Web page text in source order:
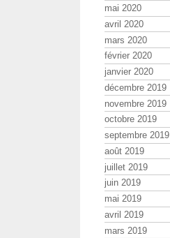
mai 2020
avril 2020
mars 2020
février 2020
janvier 2020
décembre 2019
novembre 2019
octobre 2019
septembre 2019
août 2019
juillet 2019
juin 2019
mai 2019
avril 2019
mars 2019